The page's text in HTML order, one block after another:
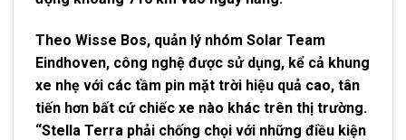
Theo Wisse Bos, quản lý nhóm Solar Team
Eindhoven, công nghệ được sử dụng, kể cả khung
xe nhẹ với các tầm pin mặt trời hiệu quả cao, tân
tiến hơn bất cứ chiếc xe nào khác trên thị trường.
“Stella Terra phải chống chọi với những điều kiện